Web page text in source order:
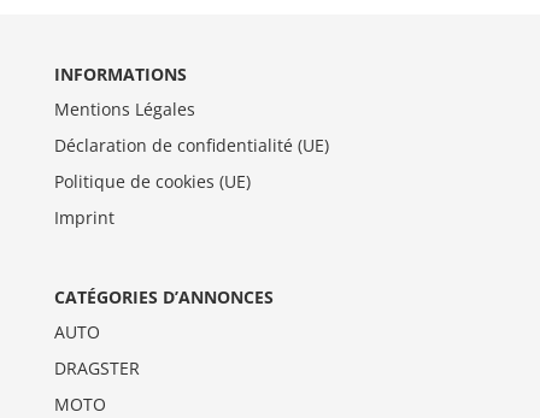
INFORMATIONS
Mentions Légales
Déclaration de confidentialité (UE)
Politique de cookies (UE)
Imprint
CATÉGORIES D’ANNONCES
AUTO
DRAGSTER
MOTO